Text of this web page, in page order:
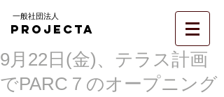
一般社団法人
PROJECTA
9月22日(金)、テラス計画
でPARC７のオープニング